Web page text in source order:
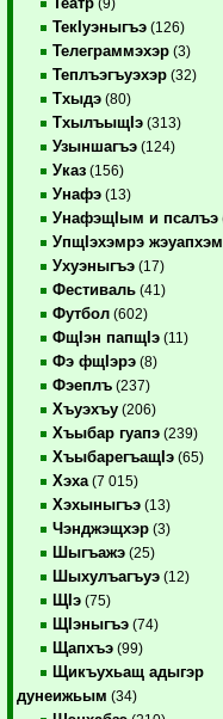
(9)
ТекIуэныгъэ (126)
Телеграммэхэр (3)
Теплъэгъуэхэр (32)
Тхыдэ (80)
ТхылъыщIэ (313)
Узыншагъэ (124)
Указ (156)
Унафэ (13)
УнафэщIым и псалъэ
УпщIэхэмрэ
Ухуэныгъэ (17)
Фестиваль (41)
Футбол (602)
ФщIэн папщIэ (11)
Фэ фщIэрэ (8)
Фэеплъ (237)
Хъуэхъу (206)
Хъыбар гуапэ (239)
ХъыбарегъащIэ (65)
Хэха (7 015)
Хэхыныгъэ (13)
Чэнджэщхэр (3)
Шыгъажэ (25)
Шыхулъагъуэ (12)
ЩIэ (75)
ЩIэныгъэ (74)
Щапхъэ (99)
Щикъухьащ адыгэр
дунеижьым (34)